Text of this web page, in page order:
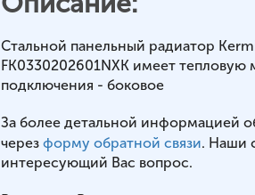
Стальной панельный радиатор
FK0330202601NXK имеет тепловую
подключения - боковое
За более детальной информацией
через форму обратной связи. Наши
интересующий Вас вопрос.